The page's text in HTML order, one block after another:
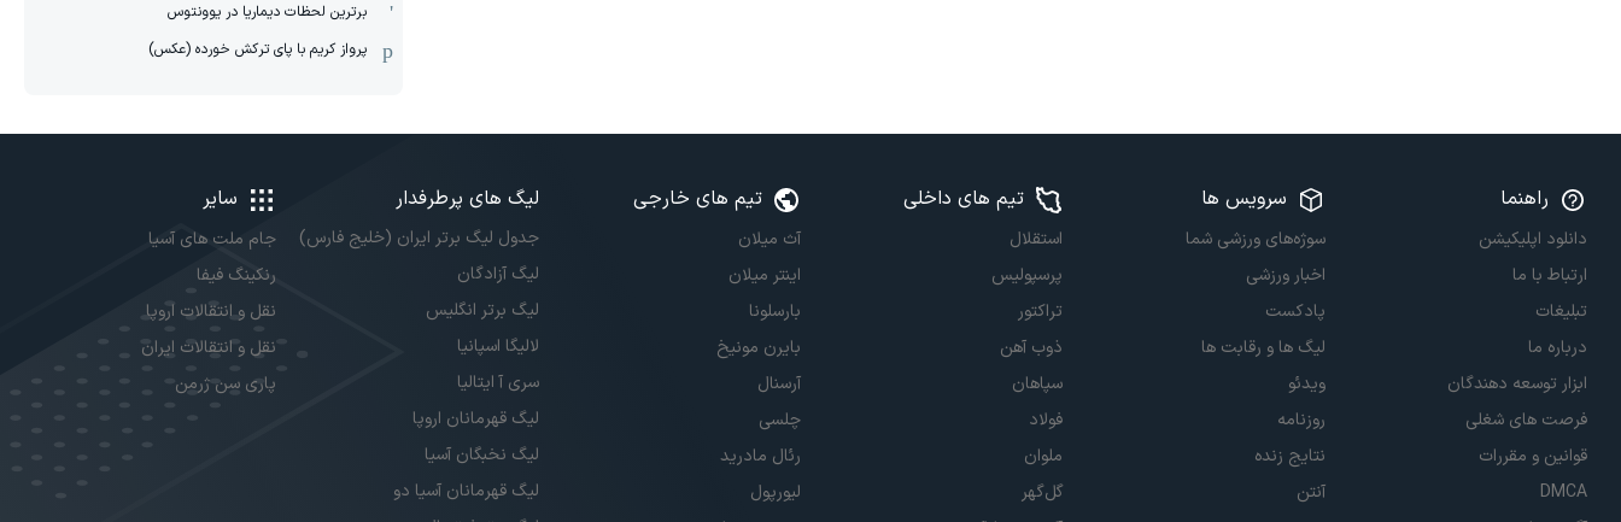
برترین لحظات دیماریا در یوونتوس
پرواز کریم با پای ترکش خورده (عکس)
راهنما
دانلود اپلیکیشن
ارتباط با ما
تبلیغات
درباره ما
ابزار توسعه دهندگان
فرصت های شغلی
قوانین و مقررات
DMCA
سرویس ها
سوژه‌های ورزشی شما
اخبار ورزشی
پادکست
لیگ ها و رقابت ها
ویدئو
روزنامه
نتایج زنده
آنتن
تیم های داخلی
استقلال
پرسپولیس
تراکتور
ذوب آهن
سپاهان
فولاد
ملوان
گل‌گهر
تیم های خارجی
آث میلان
اینتر میلان
بارسلونا
بایرن مونیخ
آرسنال
چلسی
رئال مادرید
لیورپول
لیگ های پرطرفدار
جدول لیگ برتر ایران (خلیج فارس)
لیگ آزادگان
لیگ برتر انگلیس
لالیگا اسپانیا
سری آ ایتالیا
لیگ قهرمانان اروپا
لیگ نخبگان آسیا
لیگ قهرمانان آسیا دو
سایر
جام ملت های آسیا
رنکینگ فیفا
نقل و انتقالات اروپا
نقل و انتقالات ایران
پاری سن ژرمن